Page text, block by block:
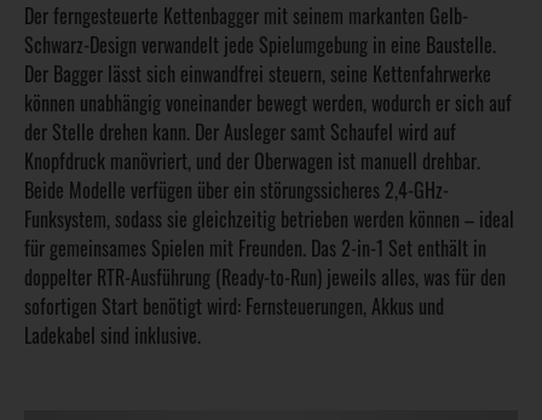
Der ferngesteuerte Kettenbagger mit seinem markanten Gelb-
Schwarz-Design verwandelt jede Spielumgebung in eine Baustelle.
Der Bagger lässt sich einwandfrei steuern, seine Kettenfahrwerke
können unabhängig voneinander bewegt werden, wodurch er sich auf
der Stelle drehen kann. Der Ausleger samt Schaufel wird auf
Knopfdruck manövriert, und der Oberwagen ist manuell drehbar.
Beide Modelle verfügen über ein störungssicheres 2,4-GHz-
Funksystem, sodass sie gleichzeitig betrieben werden können – ideal
für gemeinsames Spielen mit Freunden. Das 2-in-1 Set enthält in
doppelter RTR-Ausführung (Ready-to-Run) jeweils alles, was für den
sofortigen Start benötigt wird: Fernsteuerungen, Akkus und
Ladekabel sind inklusive.